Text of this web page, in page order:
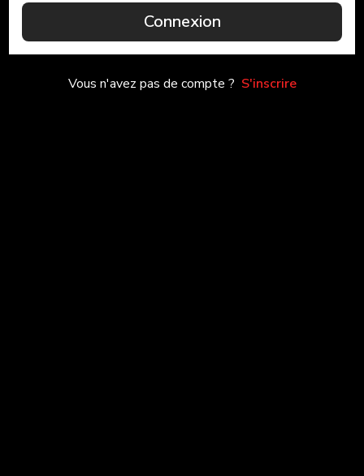
Connexion
Vous n'avez pas de compte ? S'inscrire